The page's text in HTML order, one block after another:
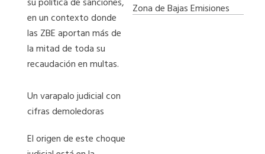
en un contexto donde
las ZBE aportan más de
la mitad de toda su
recaudación en multas.
Un varapalo judicial con
cifras demoledoras
El origen de este choque
Zona de Bajas Emisiones